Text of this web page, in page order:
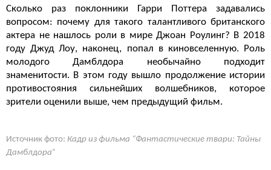
Сколько раз поклонники Гарри Поттера задавались
вопросом: почему для такого талантливого британского
актера не нашлось роли в мире Джоан Роулинг? В 2018
году Джуд Лоу, наконец, попал в киновселенную. Роль
молодого Дамблдора необычайно подходит
знаменитости. В этом году вышло продолжение истории
противостояния сильнейших волшебников, которое
зрители оценили выше, чем предыдущий фильм.
Источник фото: Кадр из фильма “Фантастические твари: Тайны
Дамблдора”